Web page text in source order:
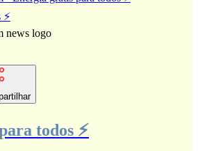
todos ⚡